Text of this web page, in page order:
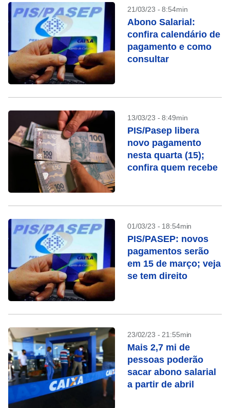
21/03/23 - 8:54min
Abono Salarial:
confira calendário de
pagamento e como
consultar
13/03/23 - 8:49min
PIS/Pasep libera
novo pagamento
nesta quarta (15);
confira quem recebe
01/03/23 - 18:54min
PIS/PASEP: novos
pagamentos serão
em 15 de março; veja
se tem direito
23/02/23 - 21:55min
Mais 2,7 mi de
pessoas poderão
sacar abono salarial
a partir de abril